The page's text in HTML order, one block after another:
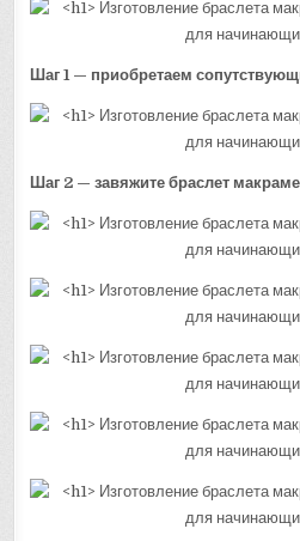
Шаг 1 — приобретаем
Шаг 2 — завяжите браслет